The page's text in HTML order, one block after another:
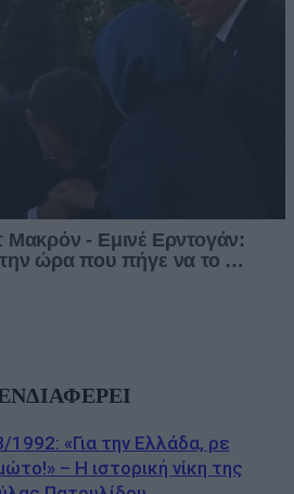
1992: «Για την Ελλάδα, ρε
– Η ιστορική νίκη της